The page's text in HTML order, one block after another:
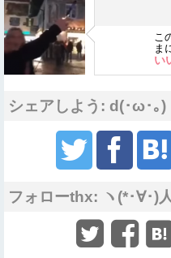
こ
ま
い
シェアしよう: d(･ω･｡)
フォローthx: ヽ(*･∀･)